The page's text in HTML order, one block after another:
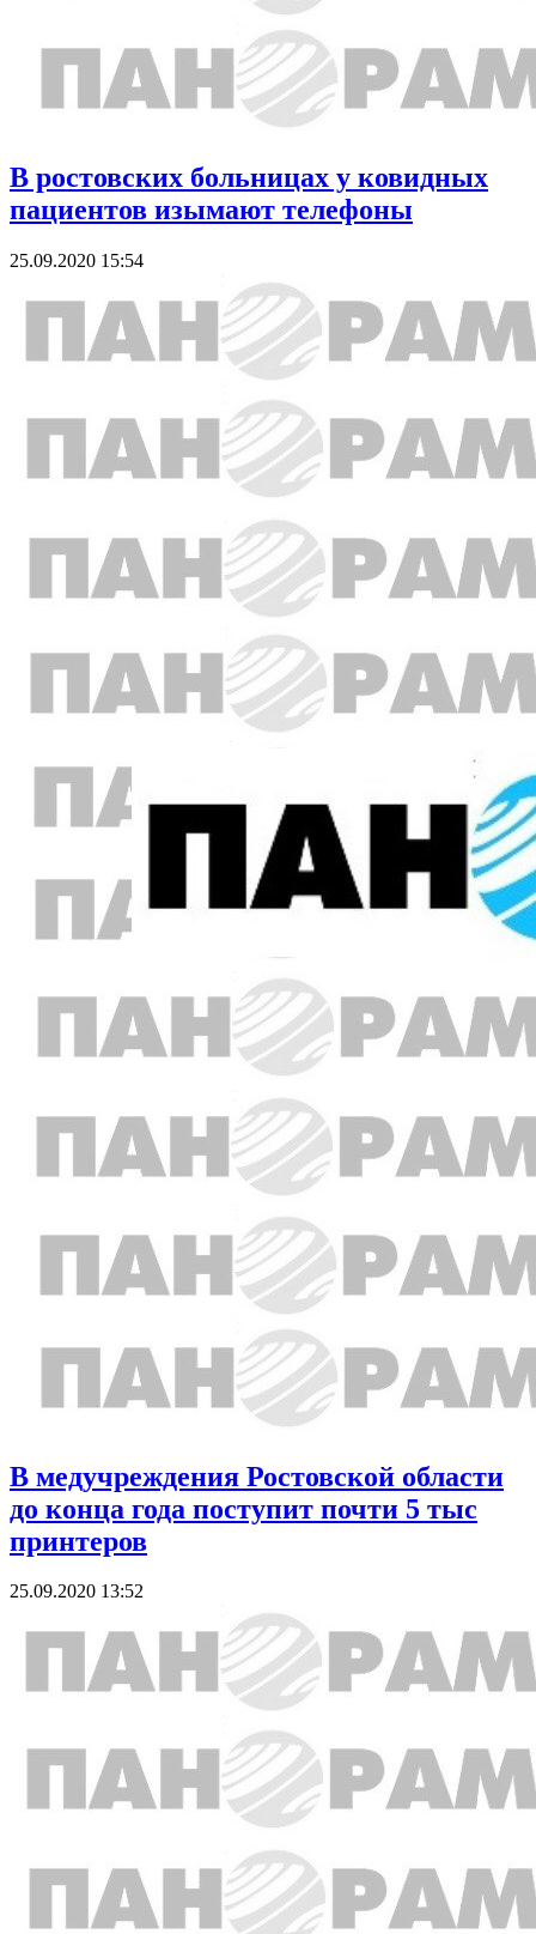
В ростовских больницах у ковидных
пациентов изымают телефоны
25.09.2020 15:54
В медучреждения Ростовской области
до конца года поступит почти 5 тыс
принтеров
25.09.2020 13:52